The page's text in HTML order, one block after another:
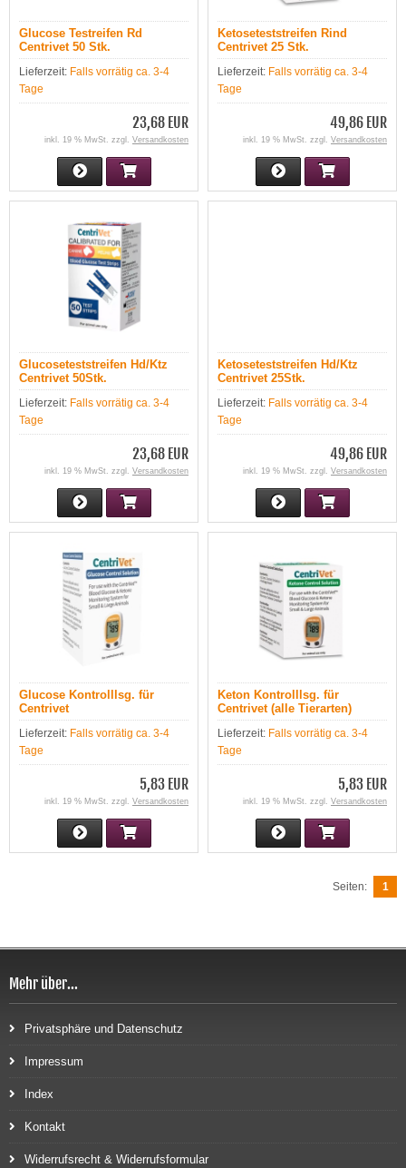
Glucose Testreifen Rd
Centrivet 50 Stk.
Lieferzeit: Falls vorrätig ca. 3-4
Tage
23,68 EUR
inkl. 19 % MwSt. zzgl. Versandkosten
Ketoseteststreifen Rind
Centrivet 25 Stk.
Lieferzeit: Falls vorrätig ca. 3-4
Tage
49,86 EUR
inkl. 19 % MwSt. zzgl. Versandkosten
Glucoseteststreifen Hd/Ktz
Centrivet 50Stk.
Lieferzeit: Falls vorrätig ca. 3-4
Tage
23,68 EUR
inkl. 19 % MwSt. zzgl. Versandkosten
Ketoseteststreifen Hd/Ktz
Centrivet 25Stk.
Lieferzeit: Falls vorrätig ca. 3-4
Tage
49,86 EUR
inkl. 19 % MwSt. zzgl. Versandkosten
Glucose Kontrolllsg. für
Centrivet
Lieferzeit: Falls vorrätig ca. 3-4
Tage
5,83 EUR
inkl. 19 % MwSt. zzgl. Versandkosten
Keton Kontrolllsg. für
Centrivet (alle Tierarten)
Lieferzeit: Falls vorrätig ca. 3-4
Tage
5,83 EUR
inkl. 19 % MwSt. zzgl. Versandkosten
Seiten: 1
Mehr über...
Privatsphäre und Datenschutz
Impressum
Index
Kontakt
Widerrufsrecht & Widerrufsformular